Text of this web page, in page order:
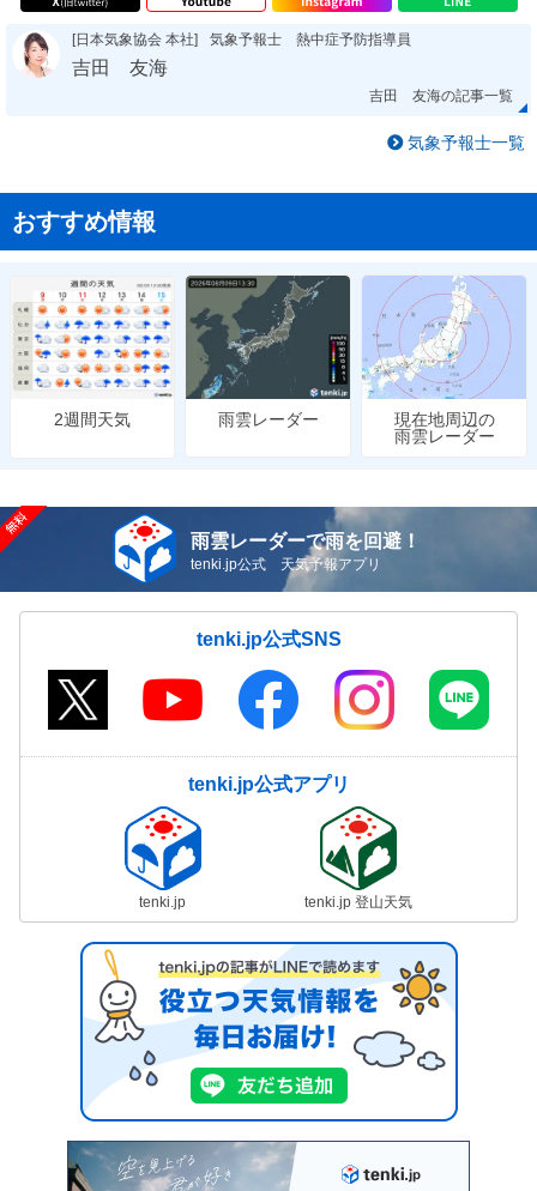
[日本気象協会 本社] 気象予報士 熱中症予防指導員
吉田 友海
吉田 友海の記事一覧
気象予報士一覧
おすすめ情報
2週間天気 雨雲レーダー
現在地周辺の
雨雲レーダー
雨雲レーダーで雨を回避！
tenki.jp公式 天気予報アプリ
tenki.jp公式SNS
tenki.jp公式アプリ
tenki.jp tenki.jp 登山天気